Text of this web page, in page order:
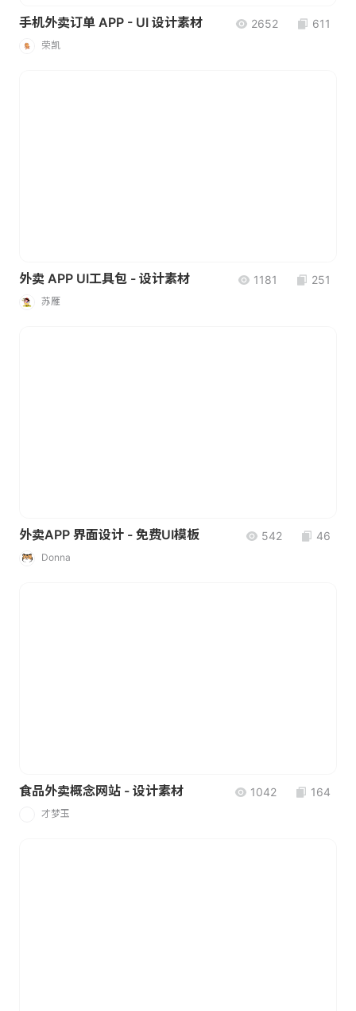
手机外卖订单 APP - UI 设计素材 2652 611
荣凯
外卖 APP UI工具包 - 设计素材 1181 251
苏雁
外卖APP 界面设计 - 免费UI模板 542 46
Donna
食品外卖概念网站 - 设计素材 1042 164
才梦玉